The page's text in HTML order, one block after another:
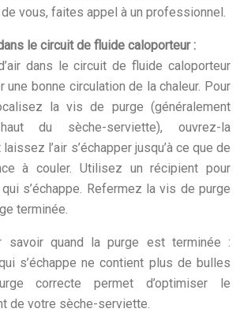
de vous, faites appel à un professionnel.
le circuit de fluide caloporteur :
dans le circuit de fluide caloporteur
une bonne circulation de la chaleur. Pour
la vis de purge (généralement
du sèche-serviette), ouvrez-la
l’air s’échapper jusqu’à ce que de
à couler. Utilisez un récipient pour
qui s’échappe. Refermez la vis de purge
terminée.
savoir quand la purge est terminée :
s’échappe ne contient plus de bulles
correcte permet d’optimiser le
de votre sèche-serviette.